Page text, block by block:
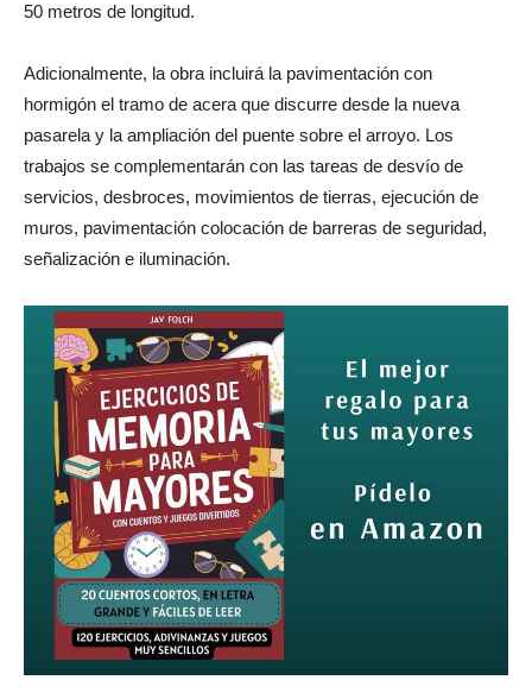
50 metros de longitud.
Adicionalmente, la obra incluirá la pavimentación con
hormigón el tramo de acera que discurre desde la nueva
pasarela y la ampliación del puente sobre el arroyo. Los
trabajos se complementarán con las tareas de desvío de
servicios, desbroces, movimientos de tierras, ejecución de
muros, pavimentación colocación de barreras de seguridad,
señalización e iluminación.